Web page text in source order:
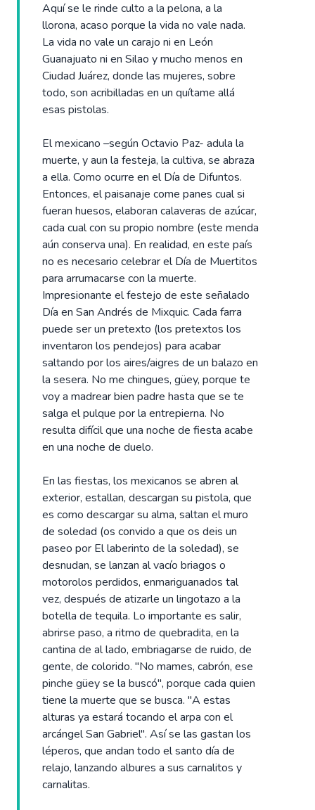
Aquí se le rinde culto a la pelona, a la
llorona, acaso porque la vida no vale nada.
La vida no vale un carajo ni en León
Guanajuato ni en Silao y mucho menos en
Ciudad Juárez, donde las mujeres, sobre
todo, son acribilladas en un quítame allá
esas pistolas.
El mexicano –según Octavio Paz- adula la
muerte, y aun la festeja, la cultiva, se abraza
a ella. Como ocurre en el Día de Difuntos.
Entonces, el paisanaje come panes cual si
fueran huesos, elaboran calaveras de azúcar,
cada cual con su propio nombre (este menda
aún conserva una). En realidad, en este país
no es necesario celebrar el Día de Muertitos
para arrumacarse con la muerte.
Impresionante el festejo de este señalado
Día en San Andrés de Mixquic. Cada farra
puede ser un pretexto (los pretextos los
inventaron los pendejos) para acabar
saltando por los aires/aigres de un balazo en
la sesera. No me chingues, güey, porque te
voy a madrear bien padre hasta que se te
salga el pulque por la entrepierna. No
resulta difícil que una noche de fiesta acabe
en una noche de duelo.
En las fiestas, los mexicanos se abren al
exterior, estallan, descargan su pistola, que
es como descargar su alma, saltan el muro
de soledad (os convido a que os deis un
paseo por El laberinto de la soledad), se
desnudan, se lanzan al vacío briagos o
motorolos perdidos, enmariguanados tal
vez, después de atizarle un lingotazo a la
botella de tequila. Lo importante es salir,
abrirse paso, a ritmo de quebradita, en la
cantina de al lado, embriagarse de ruido, de
gente, de colorido. "No mames, cabrón, ese
pinche güey se la buscó", porque cada quien
tiene la muerte que se busca. "A estas
alturas ya estará tocando el arpa con el
arcángel San Gabriel". Así se las gastan los
léperos, que andan todo el santo día de
relajo, lanzando albures a sus carnalitos y
carnalitas.